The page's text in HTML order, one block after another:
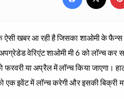
ऐसी खबर आ रही है जिसका शाओमी के
वेरिएंट शाओमी मी 6 को लॉन्च कर
फरवरी या अप्रैल में लॉन्च किया जाएगा।
एक इवेंट में लॉन्च करेगी और इसकी बिक्री